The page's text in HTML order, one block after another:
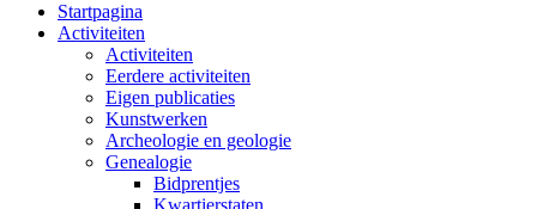
Startpagina
Activiteiten
Activiteiten
Eerdere activiteiten
Eigen publicaties
Kunstwerken
Archeologie en geologie
Genealogie
Bidprentjes
Kwartierstaten